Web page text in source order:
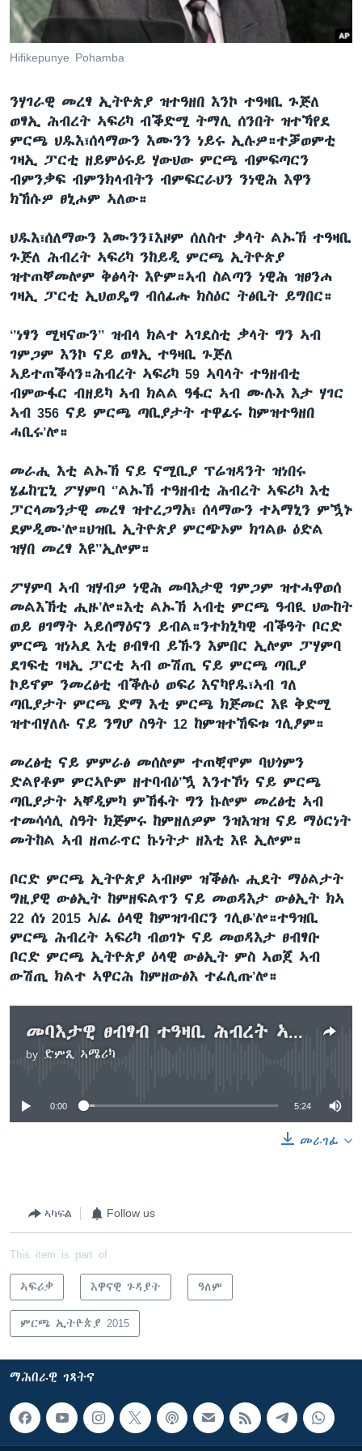
ቂሔ ጽልሚ
ቋንቋታት
Hifikepunye Pohamba
ንሃገራዊ መረፃ ኢትዮጵያ ዝተዓዘበ እንኮ ተዓዛቢ ጉጅለ
ወፃኢ ሕብረት ኣፍሪካ ብቕድሚ ትማሊ ሰንበት ዝተኻየደ
ምርጫ ህዱእ፣ሰላማውን እሙንን ነይሩ ኢሉዎ።ተቓወምቲ
ገዛኢ ፓርቲ ዘይምዕሩይ ሃውህው ምርጫ ብምፍጣርን
ብምንቃፍ ብምንክላብትን ብምፍርራህን ንነዊሕ እዋን
ክኸሱዎ ፀኒሖም ኣለው።
ህዱእ፣ሰለማውን እሙንን፤እዞም ሰለስተ ቃላት ልኡኽ ተዓዛቢ
ጉጅለ ሕብረት ኣፍሪካ ንከይዲ ምርጫ ኢትዮጵያ
ዝተጠቐመሎም ቅፅላት እዮም።ኣብ ስልጣን ነዊሕ ዝፀንሐ
ገዛኢ ፓርቲ ኢህወዴግ ብሰፊሑ ክስዕር ትፅቢት ይግበር።
‘’ነፃን ሚዛናውን’’ ዝብላ ክልተ ኣገደስቲ ቃላት ግን ኣብ
ገምጋም እንኮ ናይ ወፃኢ ተዓዛቢ ጉጅለ
ኣይተጠቕሳን።ሕብረት ኣፍሪካ 59 ኣባላት ተዓዘብቲ
ብምውፋር ብዘይካ ኣብ ክልል ዓፋር ኣብ ሙሉእ እታ ሃገር
ኣብ 356 ናይ ምርጫ ጣቢያታት ተዋፊሩ ከምዝተዓዘበ
ሓቢሩ’ሎ።
መራሒ እቲ ልኡኽ ናይ ናሚቢያ ፕሬዝዳንት ዝነበሩ
ሄፊከፒኒ ፖሃምባ ‘’ልኡኽ ተዓዘብቲ ሕብረት ኣፍሪካ እቲ
ፓርላመንታዊ መረፃ ዝተረጋግአ፣ ሰላማውን ተኣማኒን ምዃኑ
ደምዲሙ’ሎ።ህዝቢ ኢትዮጵያ ምርጭኦም ክገልፁ ዕድል
ዝሃበ መረፃ እዩ’’ኢሎም።
ፖሃምባ ኣብ ዝሃብዎ ነዊሕ መባእታዊ ገምጋም ዝተሓዋወሰ
መልእኽቲ ሒዙ’ሎ።እቲ ልኡኽ ኣብቲ ምርጫ ዓብዪ ህውከት
ወይ ፀገማት ኣይሰማዕናን ይብል።ንተክኒካዊ ብቕዓት ቦርድ
ምርጫ ዝነኣደ እቲ ፀብፃብ ይኹን እምበር ኢሎም ፓሃምባ
ደገፍቲ ገዛኢ ፓርቲ ኣብ ውሽጢ ናይ ምርጫ ጣቢያ
ኮይኖም ንመረፅቲ ብቕሉዕ ወፍሪ እናካየዱ፣ኣብ ገለ
ጣቢያታት ምርጫ ድማ እቲ ምርጫ ክጅመር እዩ ቅድሚ
ዝተብሃለሉ ናይ ንግሆ ስዓት 12 ከምዝተኸፍቱ ገሊፆም።
መረፅቲ ናይ ምምራፅ መሰሎም ተጠቒሞም ባህጎምን
ድልየቶም ምርኣዮም ዘተባብዕ’ዃ እንተኾነ ናይ ምርጫ
ጣቢያታት ኣቐዲምካ ምኽፋት ግን ኩሎም መረፅቲ ኣብ
ተመሳሳሊ ስዓት ክጅምሩ ከምዘለዎም ንዝእዝዝ ናይ ማዕርነት
መትከል ኣብ ዘጠራጥር ኩነትታ ዘእቲ እዩ ኢሎም።
ቦርድ ምርጫ ኢትዮጵያ ኣብዞም ዝቕፅሉ ሒደት ማዕልታት
ግዚያዊ ውፅኢት ከምዘፍልጥን ናይ መወዳእታ ውፅኢት ክኣ
22 ሰነ 2015 ኣ/ፈ ዕላዊ ከምዝገብርን ገሊፁ’ሎ።ተዓዝቢ
ምርጫ ሕብረት ኣፍሪካ ብወገኑ ናይ መወዳእታ ፀብፃቡ
ቦርድ ምርጫ ኢትዮጵያ ዕላዊ ውፅኢት ምስ ኣወጀ ኣብ
ውሽጢ ክልተ ኣዋርሕ ከምዘውፅእ ተፈሊጡ’ሎ።
መባእታዊ ፀብፃብ ተዓዛቢ ሕብረት ኣፍሪካ
by ድምጺ ኣሜሪካ
No media source currently available
0:00 5:24
መራገፊ
ኣካፍል Follow us
This item is part of
ኣፍሪቃ እዋናዊ ጉዳያት ዓለም
ምርጫ ኢትዮጵያ 2015
ማሕበራዊ ገጻትና